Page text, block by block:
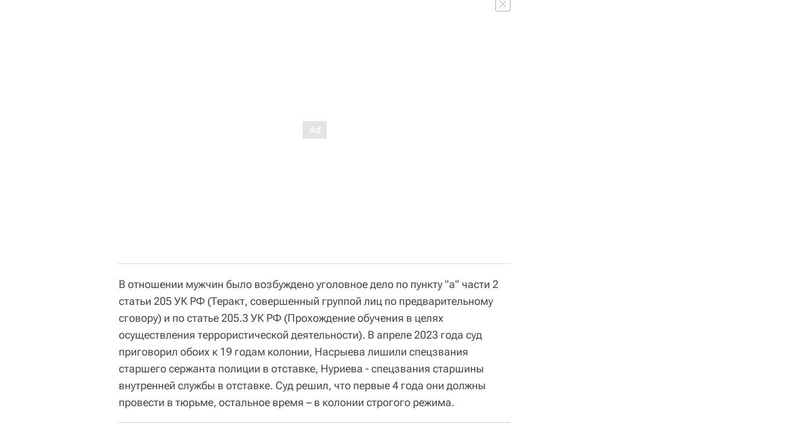
В отношении мужчин было возбуждено уголовное дело по пункту "а" части 2
статьи 205 УК РФ (Теракт, совершенный группой лиц по предварительному
сговору) и по статье 205.3 УК РФ (Прохождение обучения в целях
осуществления террористической деятельности). В апреле 2023 года суд
приговорил обоих к 19 годам колонии, Насрыева лишили спецзвания
старшего сержанта полиции в отставке, Нуриева - спецзвания старшины
внутренней службы в отставке. Суд решил, что первые 4 года они должны
провести в тюрьме, остальное время – в колонии строгого режима.